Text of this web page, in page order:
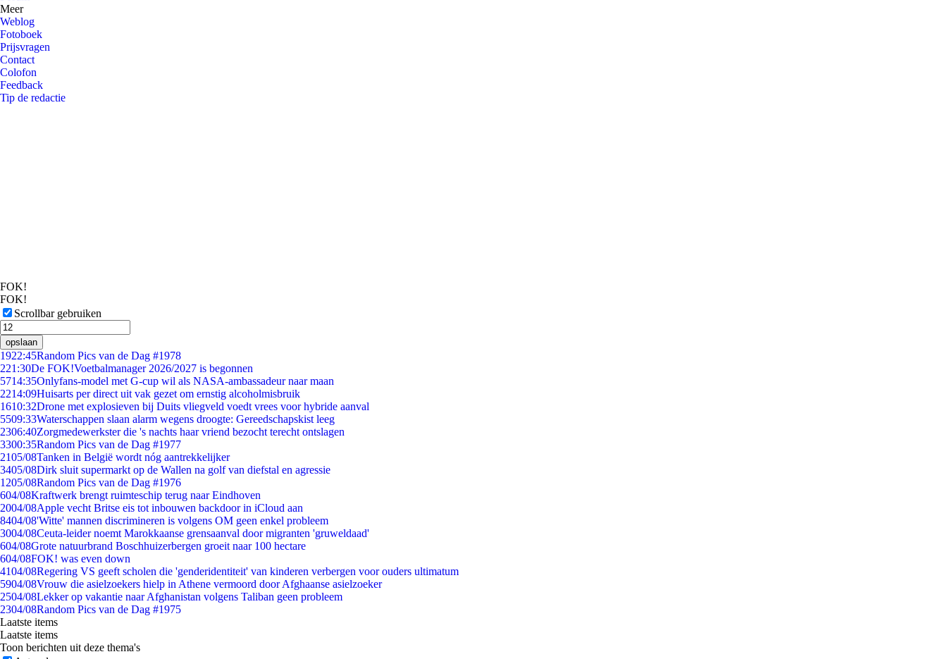
Meer
Weblog
Fotoboek
Prijsvragen
Contact
Colofon
Feedback
Tip de redactie
FOK!
FOK!
Scrollbar gebruiken
opslaan
1922:45Random Pics van de Dag #1978
221:30De FOK!Voetbalmanager 2026/2027 is begonnen
5714:35Onlyfans-model met G-cup wil als NASA-ambassadeur naar maan
2214:09Huisarts per direct uit vak gezet om ernstig alcoholmisbruik
1610:32Drone met explosieven bij Duits vliegveld voedt vrees voor hybride aanval
5509:33Waterschappen slaan alarm wegens droogte: Gereedschapskist leeg
2306:40Zorgmedewerkster die 's nachts haar vriend bezocht terecht ontslagen
3300:35Random Pics van de Dag #1977
2105/08Tanken in België wordt nóg aantrekkelijker
3405/08Dirk sluit supermarkt op de Wallen na golf van diefstal en agressie
1205/08Random Pics van de Dag #1976
604/08Kraftwerk brengt ruimteschip terug naar Eindhoven
2004/08Apple vecht Britse eis tot inbouwen backdoor in iCloud aan
8404/08'Witte' mannen discrimineren is volgens OM geen enkel probleem
3004/08Ceuta-leider noemt Marokkaanse grensaanval door migranten 'gruweldaad'
604/08Grote natuurbrand Boschhuizerbergen groeit naar 100 hectare
604/08FOK! was even down
4104/08Regering VS geeft scholen die 'genderidentiteit' van kinderen verbergen voor ouders ultimatum
5904/08Vrouw die asielzoekers hielp in Athene vermoord door Afghaanse asielzoeker
2504/08Lekker op vakantie naar Afghanistan volgens Taliban geen probleem
2304/08Random Pics van de Dag #1975
Laatste items
Laatste items
Toon berichten uit deze thema's